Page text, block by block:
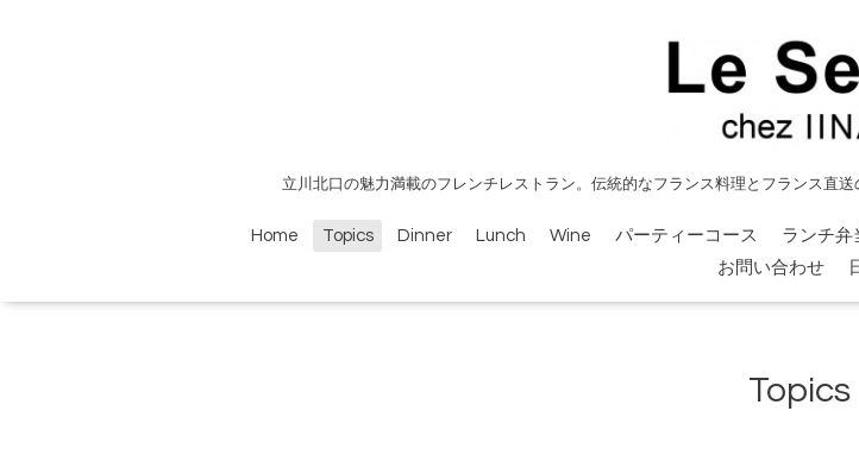
立川北口の魅力満載のフレンチレストラン。伝統的なフランス料理とフランス直
Home Topics Dinner Lunch Wine パーティーコース ランチ弁
お問い合わせ
Topics